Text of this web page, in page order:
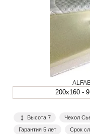
200x160 -
Высота 7 Чехол
Гарантия 5 лет
Срок